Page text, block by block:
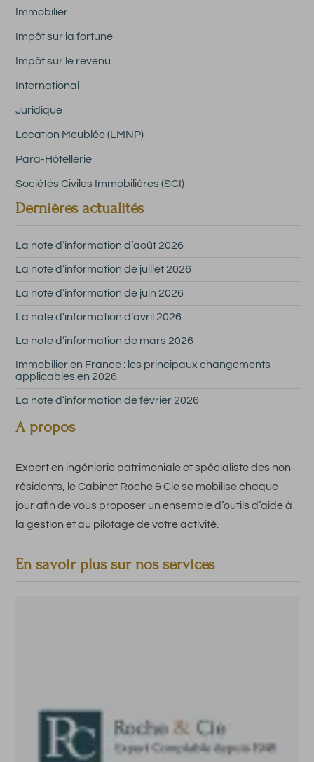
Immobilier
Impôt sur la fortune
Impôt sur le revenu
International
Juridique
Location Meublée (LMNP)
Para-Hôtellerie
Sociétés Civiles Immobilières (SCI)
Dernières actualités
La note d’information d’août 2026
La note d’information de juillet 2026
La note d’information de juin 2026
La note d’information d’avril 2026
La note d’information de mars 2026
Immobilier en France : les principaux changements
applicables en 2026
La note d’information de février 2026
A propos
Expert en ingénierie patrimoniale et spécialiste des non-
résidents, le Cabinet Roche & Cie se mobilise chaque
jour afin de vous proposer un ensemble d’outils d’aide à
la gestion et au pilotage de votre activité.
En savoir plus sur nos services